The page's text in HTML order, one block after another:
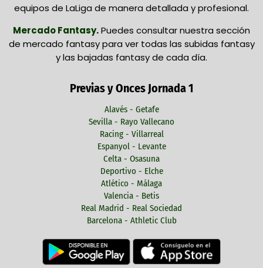
equipos de LaLiga de manera detallada y profesional.
Mercado Fantasy.Puedes consultar nuestra sección
de mercado fantasy para ver todas las subidas fantasy
y las bajadas fantasy de cada día.
Previas y Onces Jornada 1
Alavés - Getafe
Sevilla - Rayo Vallecano
Racing - Villarreal
Espanyol - Levante
Celta - Osasuna
Deportivo - Elche
Atlético - Málaga
Valencia - Betis
Real Madrid - Real Sociedad
Barcelona - Athletic Club